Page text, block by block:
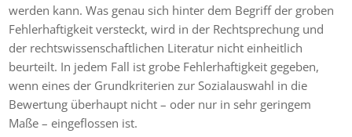
werden kann. Was genau sich hinter dem Begriff der groben
Fehlerhaftigkeit versteckt, wird in der Rechtsprechung und
der rechtswissenschaftlichen Literatur nicht einheitlich
beurteilt. In jedem Fall ist grobe Fehlerhaftigkeit gegeben,
wenn eines der Grundkriterien zur Sozialauswahl in die
Bewertung überhaupt nicht – oder nur in sehr geringem
Maße – eingeflossen ist.